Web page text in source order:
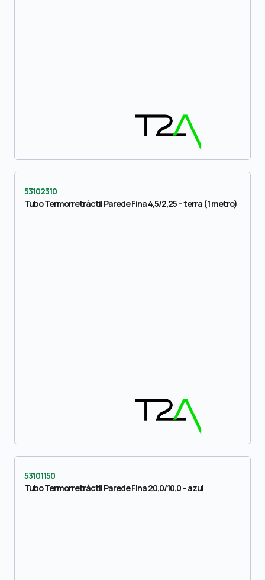
53102310
Tubo Termorretráctil Parede Fina 4,5/2,25 – terra (1 metro)
53101150
Tubo Termorretráctil Parede Fina 20,0/10,0 – azul